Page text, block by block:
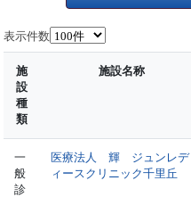
表示件数
施
設
種
類
施設名称
一
般
診
医療法人 輝 ジュンレデ
ィースクリニック千里丘